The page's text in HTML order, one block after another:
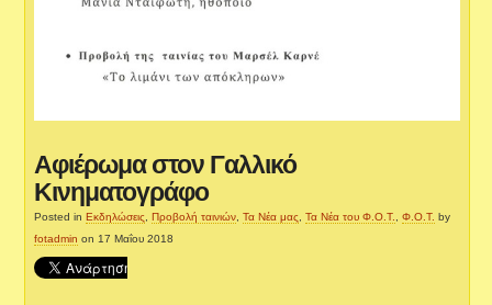
Aφιέρωμα στον Γαλλικό
Κινηματογράφο
Posted inΕκδηλώσεις ,Προβολή ταινιών ,Τα Νέα μας ,Τα Νέα του Φ.Ο.Τ. ,Φ.Ο.Τ. by
fotadmin on 17 Μαΐου 2018